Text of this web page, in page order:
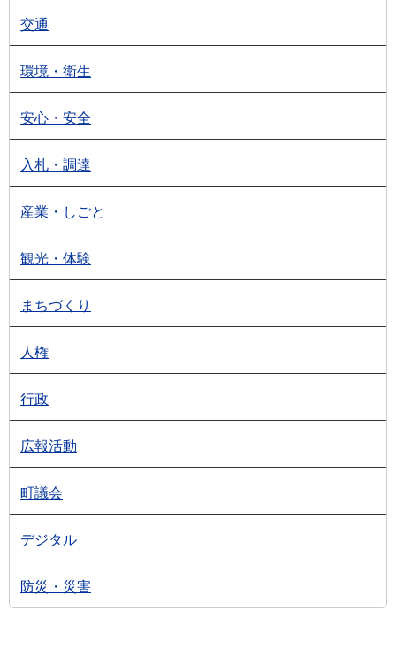
交通
環境・衛生
安心・安全
入札・調達
産業・しごと
観光・体験
まちづくり
人権
行政
広報活動
町議会
デジタル
防災・災害